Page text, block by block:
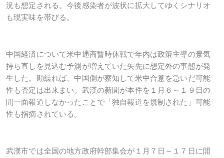
況も想定される。今後感染者が波状に拡大してゆくシナリオ
も現実味を帯びる。
中国経済について米中通商暫時休戦で年内は政策主導の景気
持ち直しを見込む予測が増えていた矢先に想定外の事態が発
生した。勘繰れば、中国側が察知して米中合意を急いだ可能
性も否定は出来まい。武漢の新聞が本件を１月６～１９日の
間一面報道しなかったことで「独自報道を規制された」可能
性も指摘されている。
武漢市では全国の地方政府幹部集会が１月７日～１７日に開